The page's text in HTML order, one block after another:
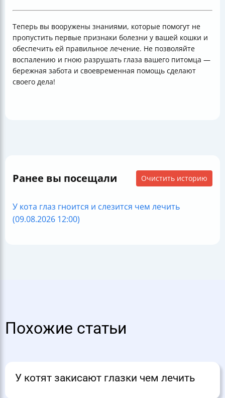
Теперь вы вооружены знаниями, которые помогут не
пропустить первые признаки болезни у вашей кошки и
обеспечить ей правильное лечение. Не позволяйте
воспалению и гною разрушать глаза вашего питомца —
бережная забота и своевременная помощь сделают
своего дела!
Ранее вы посещали Очистить историю
У кота глаз гноится и слезится чем лечить
(09.08.2026 12:00)
Похожие статьи
У котят закисают глазки чем лечить